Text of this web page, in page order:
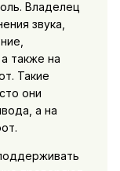
Владелец
звука,
также на
Такие
они
а на